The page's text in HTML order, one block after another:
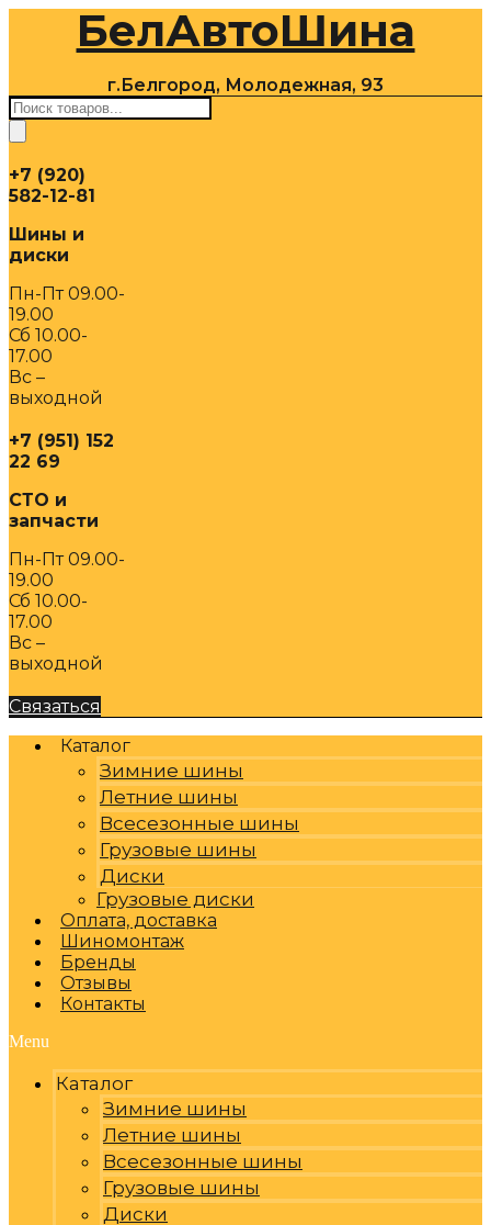
содержимомуБелАвтоШина
г.Белгород, Молодежная, 93
Поиск
товаров
+7 (920)
582-12-81
Шины и
диски
Пн-Пт 09.00-
19.00
Сб 10.00-
17.00
Вс –
выходной
+7 (951) 152
22 69
СТО и
запчасти
Пн-Пт 09.00-
19.00
Сб 10.00-
17.00
Вс –
выходной
Связаться
Каталог
Зимние шины
Летние шины
Всесезонные шины
Грузовые шины
Диски
Грузовые диски
Оплата, доставка
Шиномонтаж
Бренды
Отзывы
Контакты
Menu
Каталог
Зимние шины
Летние шины
Всесезонные шины
Грузовые шины
Диски